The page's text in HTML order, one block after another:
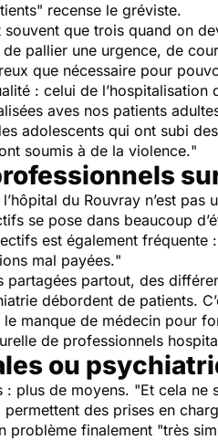
" recense le gréviste.
souvent que trois quand on
pallier une urgence, de
que nécessaire pour
: celui de
aves nos patients
adolescents qui ont subi
soumis à de la violence."
du Rouvray n’est pas
se pose dans beaucoup
est également fréquente
mal payées."
partagées partout, des
débordent de patients.
manque de médecin pour
de professionnels
ou
: plus de moyens. "Et cela ne
des prises en
problème finalement "très